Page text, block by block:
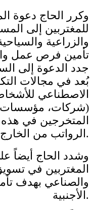
وكرر الحاج دعوة
للمغتربين إلى
والزراعية
تأمين فرص عمل
جدد الدعوة إلى
بُعد في مجالات
الاصطناعي
(شركات،
المتخرجين في
الرواتب من الخارج.
وشدد الحاج أيضاً
المغتربين في تسويق
والصناعي بهدف
الأجنبية.